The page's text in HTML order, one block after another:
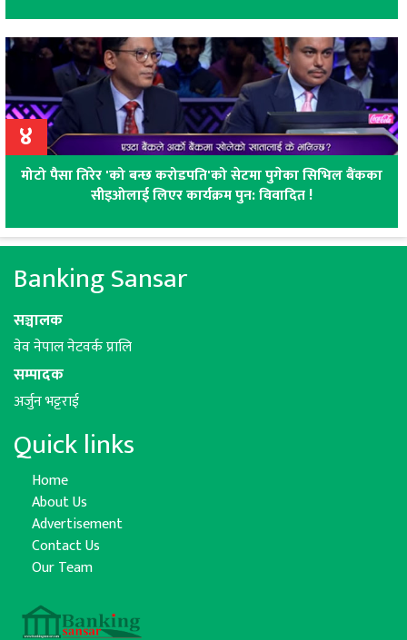
४
मोटो पैसा तिरेर 'को बन्छ करोडपति'को सेटमा पुगेका सिभिल बैंकका
सीइओलाई लिएर कार्यक्रम पुन: विवादित !
Banking Sansar
सञ्चालक
वेव नेपाल नेटवर्क प्रालि
सम्पादक
अर्जुन भट्टराई
Quick links
Home
About Us
Advertisement
Contact Us
Our Team